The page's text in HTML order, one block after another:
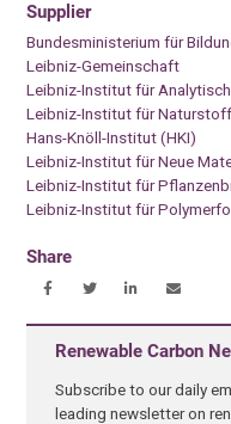
Supplier
Bundesministerium für
Leibniz-Gemeinschaft
Leibniz-Institut für
Leibniz-Institut für
Hans-Knöll-Institut (HKI)
Leibniz-Institut für Neue
Leibniz-Institut für
Leibniz-Institut für
Share
Renewable Carbon
Subscribe to our daily
leading newsletter on